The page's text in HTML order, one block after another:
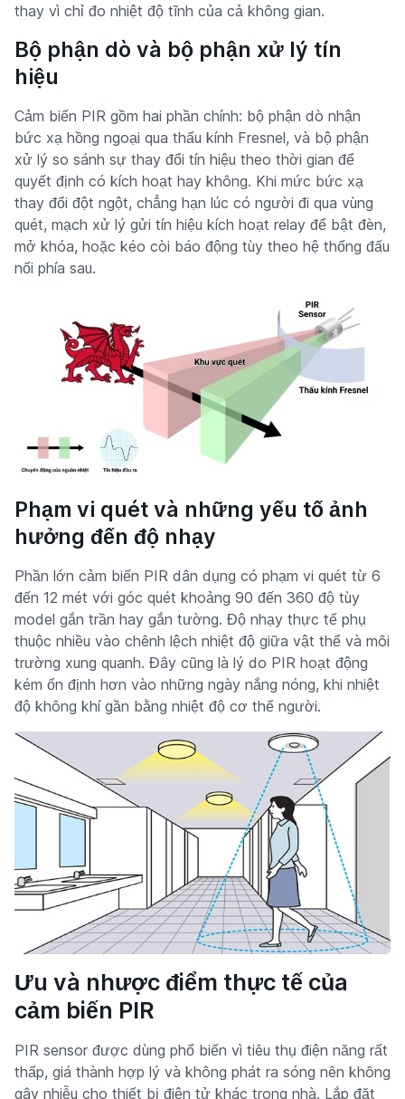
thay vì chỉ đo nhiệt độ tĩnh của cả không gian.
Bộ phận dò và bộ phận xử lý tín
hiệu
Cảm biến PIR gồm hai phần chính: bộ phận dò nhận
bức xạ hồng ngoại qua thấu kính Fresnel, và bộ phận
xử lý so sánh sự thay đổi tín hiệu theo thời gian để
quyết định có kích hoạt hay không. Khi mức bức xạ
thay đổi đột ngột, chẳng hạn lúc có người đi qua vùng
quét, mạch xử lý gửi tín hiệu kích hoạt relay để bật đèn,
mở khóa, hoặc kéo còi báo động tùy theo hệ thống đấu
nối phía sau.
Phạm vi quét và những yếu tố ảnh
hưởng đến độ nhạy
Phần lớn cảm biến PIR dân dụng có phạm vi quét từ 6
đến 12 mét với góc quét khoảng 90 đến 360 độ tùy
model gắn trần hay gắn tường. Độ nhạy thực tế phụ
thuộc nhiều vào chênh lệch nhiệt độ giữa vật thể và môi
trường xung quanh. Đây cũng là lý do PIR hoạt động
kém ổn định hơn vào những ngày nắng nóng, khi nhiệt
độ không khí gần bằng nhiệt độ cơ thể người.
Ưu và nhược điểm thực tế của
cảm biến PIR
PIR sensor được dùng phổ biến vì tiêu thụ điện năng rất
thấp, giá thành hợp lý và không phát ra sóng nên không
gây nhiễu cho thiết bị điện tử khác trong nhà. Lắp đặt